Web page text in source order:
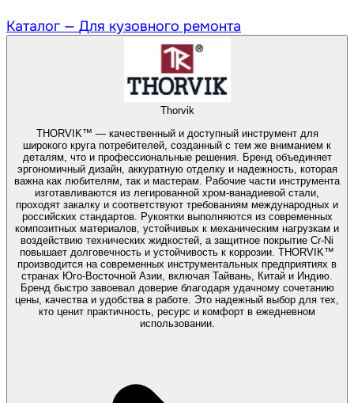
Каталог — Для кузовного ремонта
Thorvik
THORVIK™ — качественный и доступный инструмент для
широкого круга потребителей, созданный с тем же вниманием к
деталям, что и профессиональные решения. Бренд объединяет
эргономичный дизайн, аккуратную отделку и надежность, которая
важна как любителям, так и мастерам. Рабочие части инструмента
изготавливаются из легированной хром-ванадиевой стали,
проходят закалку и соответствуют требованиям международных и
российских стандартов. Рукоятки выполняются из современных
композитных материалов, устойчивых к механическим нагрузкам и
воздействию технических жидкостей, а защитное покрытие Cr-Ni
повышает долговечность и устойчивость к коррозии. THORVIK™
производится на современных инструментальных предприятиях в
странах Юго-Восточной Азии, включая Тайвань, Китай и Индию.
Бренд быстро завоевал доверие благодаря удачному сочетанию
цены, качества и удобства в работе. Это надежный выбор для тех,
кто ценит практичность, ресурс и комфорт в ежедневном
использовании.